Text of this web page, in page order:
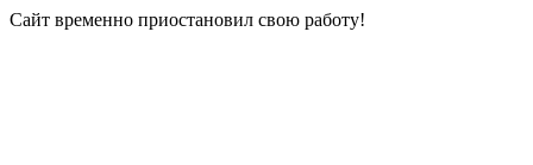
Сайт временно приостановил свою работу!